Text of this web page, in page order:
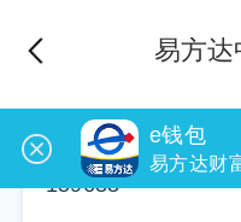
易方达
159633
e钱包
易方达财